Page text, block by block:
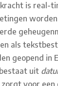
is real-
als
geopend in
uit